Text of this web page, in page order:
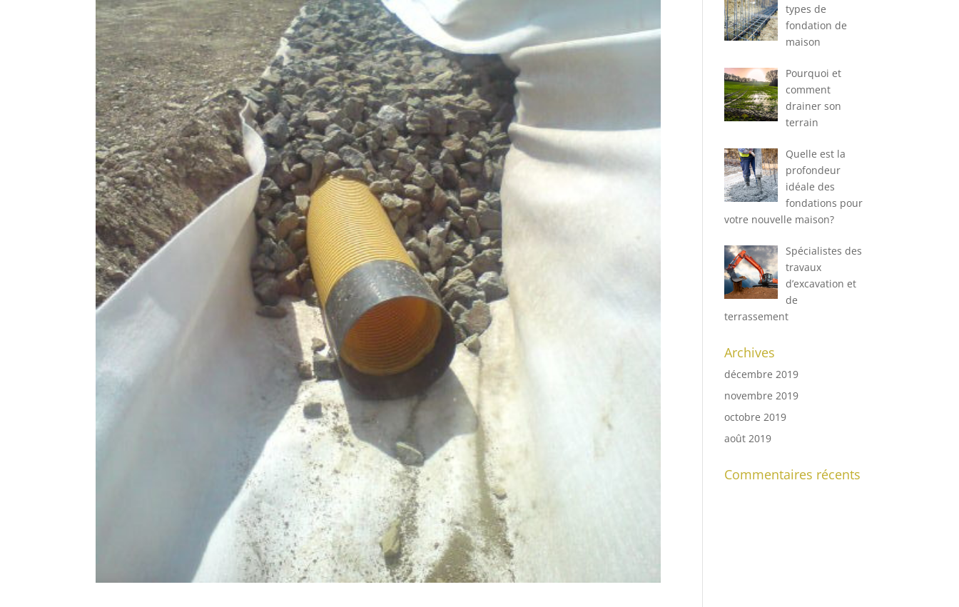
types de
fondation de
maison
Pourquoi et
comment
drainer son
terrain
Quelle est la
profondeur
idéale des
fondations pour
votre nouvelle maison?
Spécialistes des
travaux
d’excavation et
de
terrassement
Archives
décembre 2019
novembre 2019
octobre 2019
août 2019
Commentaires récents